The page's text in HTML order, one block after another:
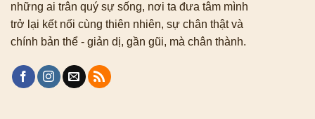
những ai trân quý sự sống, nơi ta đưa tâm mình
trở lại kết nối cùng thiên nhiên, sự chân thật và
chính bản thể - giản dị, gần gũi, mà chân thành.